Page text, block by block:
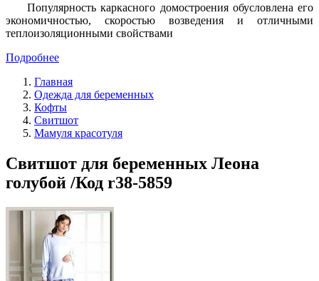
Популярность каркасного домостроения обусловлена его
экономичностью, скоростью возведения и отличными
теплоизоляционными свойствами
Подробнее
Главная
Одежда для беременных
Кофты
Свитшот
Мамуля красотуля
Свитшот для беременных Леона
голубой /Код r38-5859